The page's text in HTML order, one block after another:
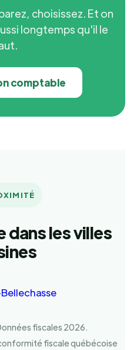
choisissez. Et on
longtemps qu'il le
comptable
dans les villes
fiscales 2026.
fiscale québécoise